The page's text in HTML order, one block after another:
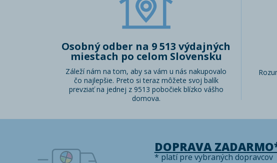
Osobný odber na 9 513 výdajných
miestach po celom Slovensku
Záleží nám na tom, aby sa vám u nás nakupovalo
čo najlepšie. Preto si teraz môžete svoj balík
prevziať na jednej z 9513 pobočiek blízko vášho
domova.
DOPRAVA
* platí pre vybraných dopravcov